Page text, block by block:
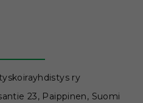
ry
23, Paippinen, Suomi